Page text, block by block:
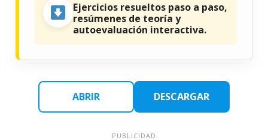
Ejercicios resueltos paso a paso,
resúmenes de teoría y
autoevaluación interactiva.
ABRIR DESCARGAR